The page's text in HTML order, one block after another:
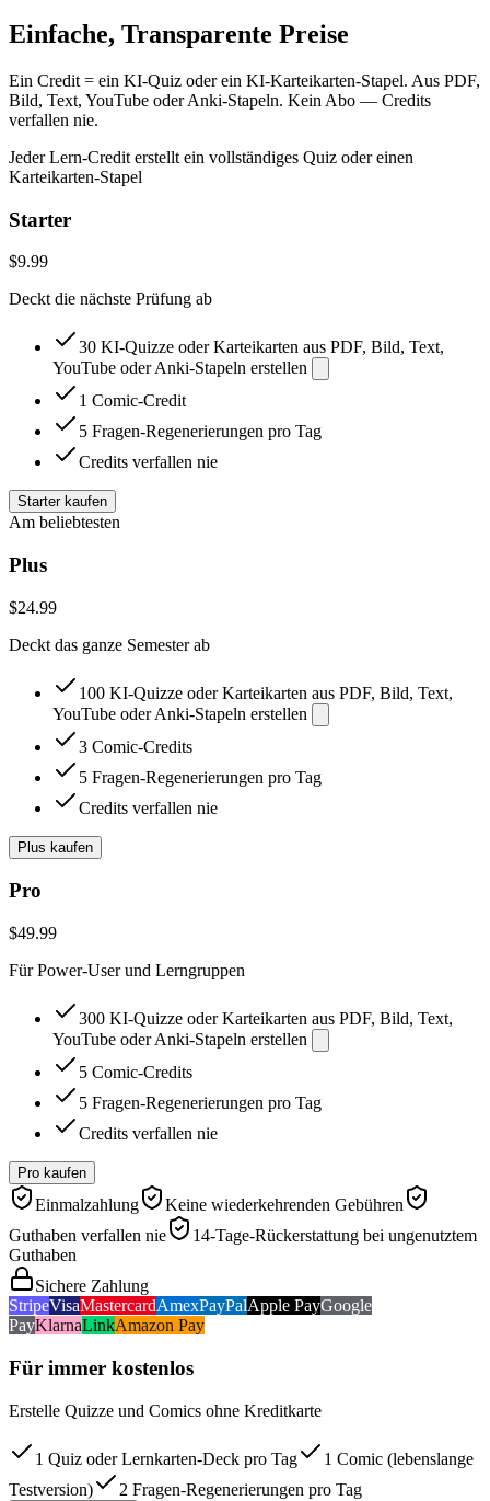
Einfache, Transparente Preise
Ein Credit = ein KI-Quiz oder ein KI-Karteikarten-Stapel. Aus PDF,
Bild, Text, YouTube oder Anki-Stapeln. Kein Abo — Credits
verfallen nie.
Jeder Lern-Credit erstellt ein vollständiges Quiz oder einen
Karteikarten-Stapel
Starter
$9.99
Deckt die nächste Prüfung ab
30 KI-Quizze oder Karteikarten aus PDF, Bild, Text,
YouTube oder Anki-Stapeln erstellen
1 Comic-Credit
5 Fragen-Regenerierungen pro Tag
Credits verfallen nie
Starter kaufen
Am beliebtesten
Plus
$24.99
Deckt das ganze Semester ab
100 KI-Quizze oder Karteikarten aus PDF, Bild, Text,
YouTube oder Anki-Stapeln erstellen
3 Comic-Credits
5 Fragen-Regenerierungen pro Tag
Credits verfallen nie
Plus kaufen
Pro
$49.99
Für Power-User und Lerngruppen
300 KI-Quizze oder Karteikarten aus PDF, Bild, Text,
YouTube oder Anki-Stapeln erstellen
5 Comic-Credits
5 Fragen-Regenerierungen pro Tag
Credits verfallen nie
Pro kaufen
Einmalzahlung
Keine wiederkehrenden Gebühren
Guthaben verfallen nie
14-Tage-Rückerstattung bei ungenutztem
Guthaben
Sichere Zahlung
StripeVisaMastercardAmexPayPalApple PayGoogle
PayKlarnaLinkAmazon Pay
Für immer kostenlos
Erstelle Quizze und Comics ohne Kreditkarte
1 Quiz oder Lernkarten-Deck pro Tag
1 Comic (lebenslange
Testversion)
2 Fragen-Regenerierungen pro Tag